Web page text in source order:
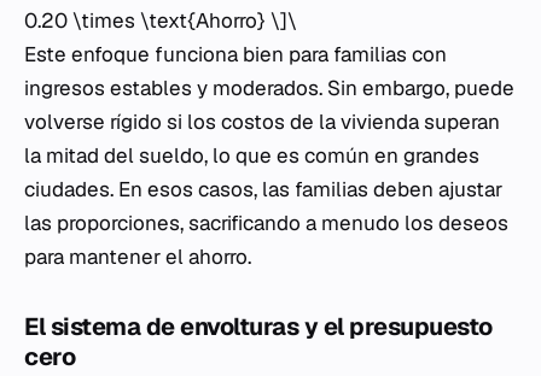
0.20 \times \text{Ahorro} \]\
Este enfoque funciona bien para familias con
ingresos estables y moderados. Sin embargo, puede
volverse rígido si los costos de la vivienda superan
la mitad del sueldo, lo que es común en grandes
ciudades. En esos casos, las familias deben ajustar
las proporciones, sacrificando a menudo los deseos
para mantener el ahorro.
El sistema de envolturas y el presupuesto
cero